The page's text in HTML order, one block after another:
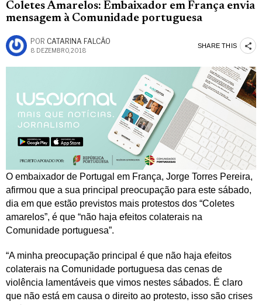
Coletes Amarelos: Embaixador em França envia
mensagem à Comunidade portuguesa
POR CATARINA FALCÃO
8 DEZEMBRO, 2018
SHARE THIS
O embaixador de Portugal em França, Jorge Torres Pereira,
afirmou que a sua principal preocupação para este sábado,
dia em que estão previstos mais protestos dos “Coletes
amarelos”, é que “não haja efeitos colaterais na
Comunidade portuguesa”.
“A minha preocupação principal é que não haja efeitos
colaterais na Comunidade portuguesa das cenas de
violência lamentáveis que vimos nestes sábados. É claro
que não está em causa o direito ao protesto, isso são crises